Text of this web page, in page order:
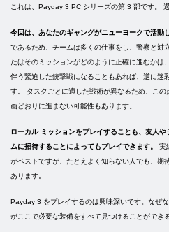
これは、Payday 3 PC シリーズの第 3 部です。
今回は、あなたのギャングがニューヨークで活動
であるため、チームは多くの仕事をし、警察と対
たはそのミッションがどのように正確に進むかは
伴う緊迫した銃撃戦になることもあれば、逆に迷
す。 タスクごとに適した戦術が異なるため、こ
画どおりに進まない可能性もあります。
ローカル ミッションをプレイすることも、友人
ムに招待することによってもプレイできます。
実
がベストですが、たとえよく知らない人でも、期
あります。
Payday 3 をプレイするのは興味深いです。なぜ
がここで必要な装備をすべて見つけることができ